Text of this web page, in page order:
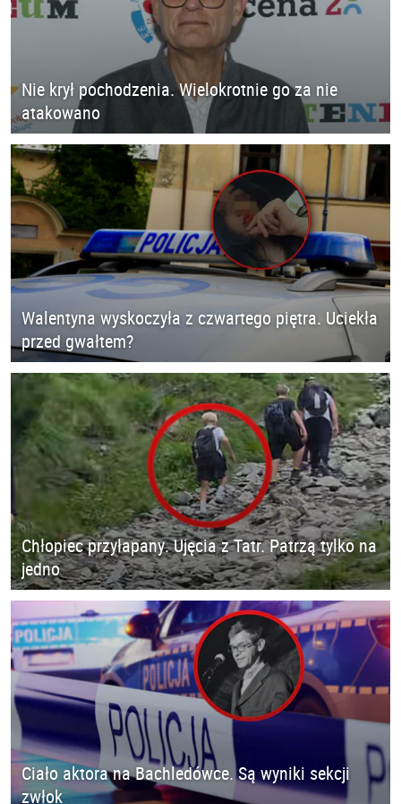
Nie krył pochodzenia. Wielokrotnie go za nie
atakowano
Walentyna wyskoczyła z czwartego piętra. Uciekła
przed gwałtem?
Chłopiec przyłapany. Ujęcia z Tatr. Patrzą tylko na
jedno
Ciało aktora na Bachledówce. Są wyniki sekcji
zwłok